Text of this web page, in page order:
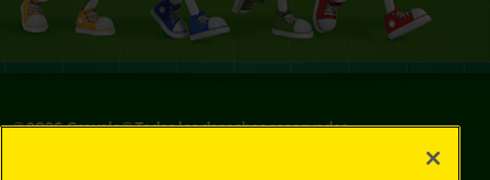
©2026Crayola® Todos los derechos reservados.